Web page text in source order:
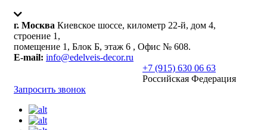
г. Москва Киевское шоссе, километр 22-й, дом 4,
строение 1,
помещение 1, Блок Б, этаж 6 , Офис № 608.
E-mail: info@edelveis-decor.ru
+7 (915) 630 06 63
Российская Федерация
Запросить звонок